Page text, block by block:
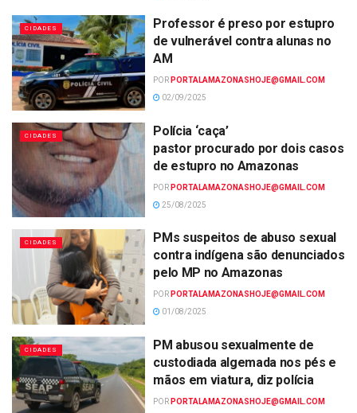
CIDADES
Professor é preso por estupro
de vulnerável contra alunas no
AM
POR PORTALAMAZONASHOJE@GMAIL.COM
02/09/2025
CIDADES
Polícia ‘caça’
pastor procurado por dois casos
de estupro no Amazonas
POR PORTALAMAZONASHOJE@GMAIL.COM
25/08/2025
CIDADES
PMs suspeitos de abuso sexual
contra indígena são denunciados
pelo MP no Amazonas
POR PORTALAMAZONASHOJE@GMAIL.COM
01/08/2025
CIDADES
PM abusou sexualmente de
custodiada algemada nos pés e
mãos em viatura, diz polícia
POR PORTALAMAZONASHOJE@GMAIL.COM